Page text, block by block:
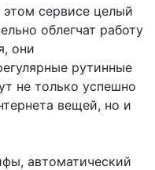
сервисе целый
облегчат работу
они
рутинные
не только успешно
вещей, но и
автоматический